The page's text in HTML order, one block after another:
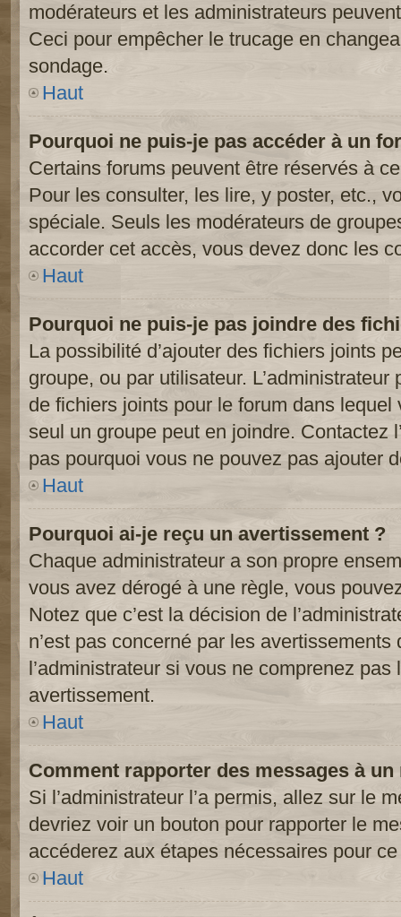
modérateurs et les administrateurs
Ceci pour empêcher le trucage en
sondage.
Haut
Pourquoi ne puis-je pas accéder à un
Certains forums peuvent être réservés à
Pour les consulter, les lire, y poster, etc.,
spéciale. Seuls les modérateurs de
accorder cet accès, vous devez donc les
Haut
Pourquoi ne puis-je pas joindre des
La possibilité d’ajouter des fichiers joints
groupe, ou par utilisateur. L’administrateur
de fichiers joints pour le forum dans
seul un groupe peut en joindre. Contactez
pas pourquoi vous ne pouvez pas ajouter
Haut
Pourquoi ai-je reçu un avertissement ?
Chaque administrateur a son propre
vous avez dérogé à une règle, vous
Notez que c’est la décision de
n’est pas concerné par les avertissements
l’administrateur si vous ne comprenez
avertissement.
Haut
Comment rapporter des messages à
Si l’administrateur l’a permis, allez sur le
devriez voir un bouton pour rapporter le
accéderez aux étapes nécessaires pour
Haut